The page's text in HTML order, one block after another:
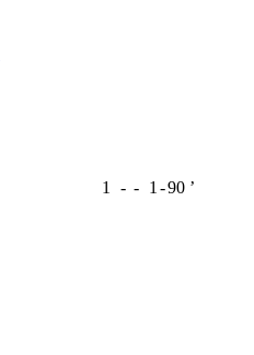
1 - - 1 -90 ʼ